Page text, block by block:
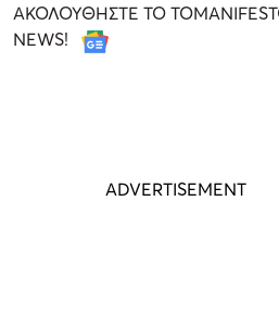
ΑΚΟΛΟΥΘΗΣΤΕ ΤΟ
NEWS!